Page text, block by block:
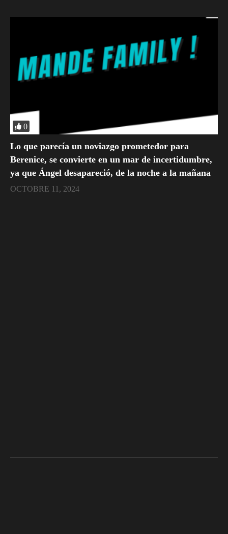
0
Lo que parecía un noviazgo prometedor para
Berenice, se convierte en un mar de incertidumbre,
ya que Ángel desapareció, de la noche a la mañana
OCTOBRE 11, 2024